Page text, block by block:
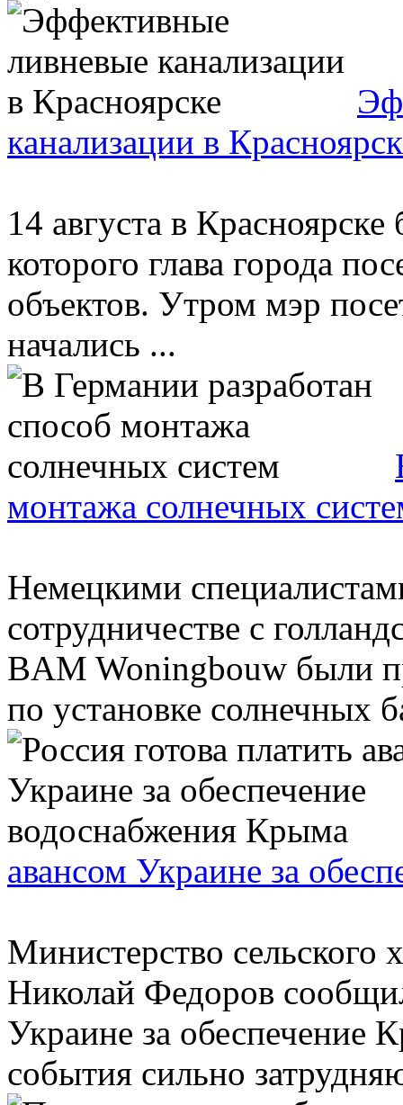
канализации в
14 августа в
которого глава города
объектов. Утром мэр
начались ...
монтажа солнечных
Немецкими
сотрудничестве с
BAM Woningbouw были
по установке солнечных
авансом Украине за
Министерство сельского
Николай Федоров
Украине за обеспечение
события сильно